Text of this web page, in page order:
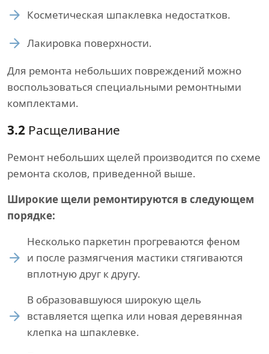
Косметическая шпаклевка недостатков.
Лакировка поверхности.
Для ремонта небольших повреждений можно
воспользоваться специальными ремонтными
комплектами.
3.2 Расщеливание
Ремонт небольших щелей производится по схеме
ремонта сколов, приведенной выше.
Широкие щели ремонтируются в следующем
порядке:
Несколько паркетин прогреваются феном
и после размягчения мастики стягиваются
вплотную друг к другу.
В образовавшуюся широкую щель
вставляется щепка или новая деревянная
клепка на шпаклевке.